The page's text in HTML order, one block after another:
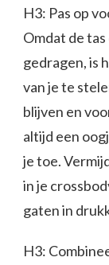
H3: Pas op
Omdat de
gedragen, is
van je te
blijven en
altijd een
je toe.
in je
gaten in
H3: